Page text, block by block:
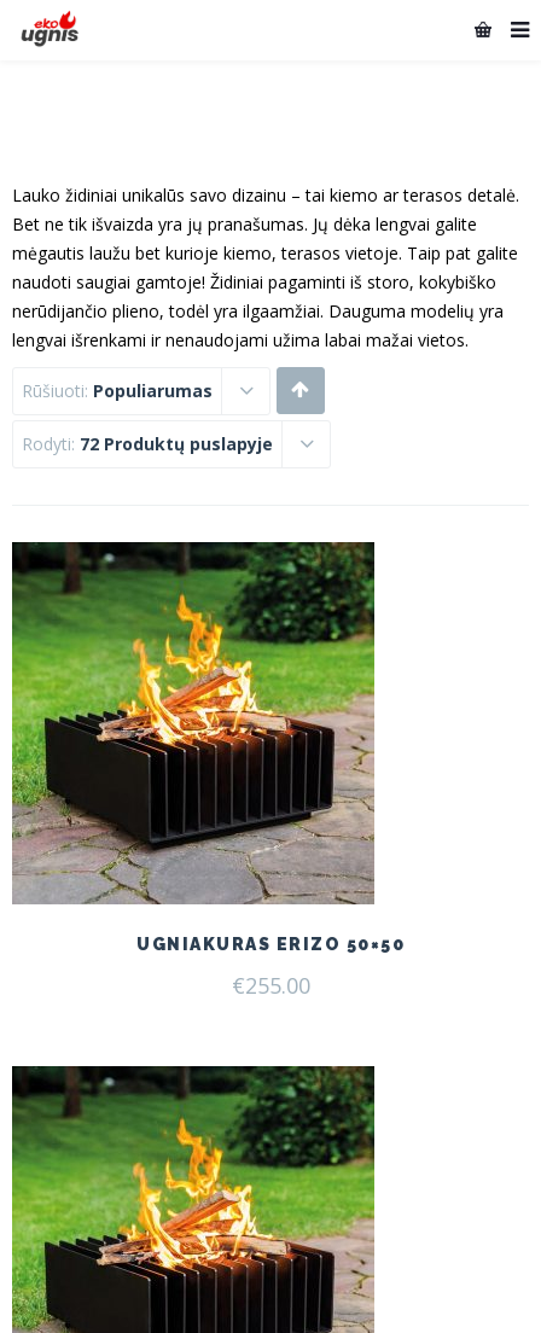
Lauko židiniai unikalūs savo dizainu – tai kiemo ar terasos detalė.
Bet ne tik išvaizda yra jų pranašumas. Jų dėka lengvai galite
mėgautis laužu bet kurioje kiemo, terasos vietoje. Taip pat galite
naudoti saugiai gamtoje! Židiniai pagaminti iš storo, kokybiško
nerūdijančio plieno, todėl yra ilgaamžiai. Dauguma modelių yra
lengvai išrenkami ir nenaudojami užima labai mažai vietos.
Rūšiuoti: Populiarumas
Rodyti: 72 Produktų puslapyje
UGNIAKURAS ERIZO 50×50
€255.00